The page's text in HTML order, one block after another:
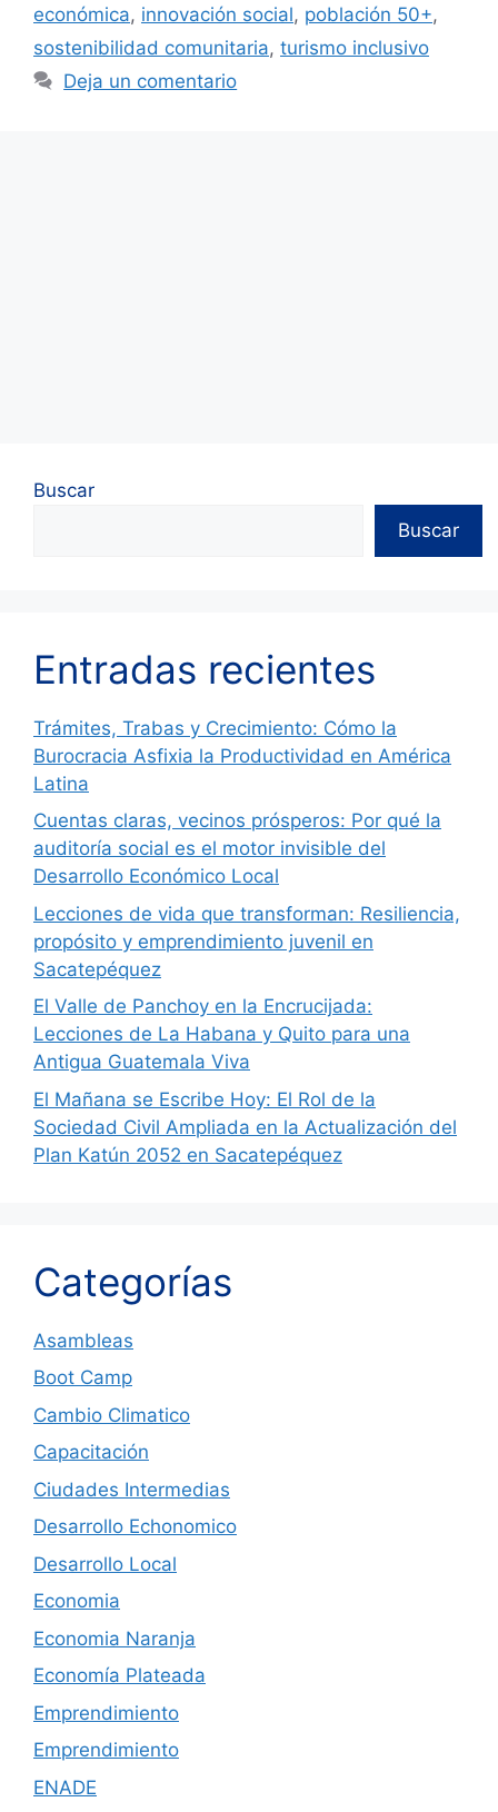
económica, innovación social, población 50+,
sostenibilidad comunitaria, turismo inclusivo
Deja un comentario
Buscar
Buscar
Entradas recientes
Trámites, Trabas y Crecimiento: Cómo la
Burocracia Asfixia la Productividad en América
Latina
Cuentas claras, vecinos prósperos: Por qué la
auditoría social es el motor invisible del
Desarrollo Económico Local
Lecciones de vida que transforman: Resiliencia,
propósito y emprendimiento juvenil en
Sacatepéquez
El Valle de Panchoy en la Encrucijada:
Lecciones de La Habana y Quito para una
Antigua Guatemala Viva
El Mañana se Escribe Hoy: El Rol de la
Sociedad Civil Ampliada en la Actualización del
Plan Katún 2052 en Sacatepéquez
Categorías
Asambleas
Boot Camp
Cambio Climatico
Capacitación
Ciudades Intermedias
Desarrollo Echonomico
Desarrollo Local
Economia
Economia Naranja
Economía Plateada
Emprendimiento
Emprendimiento
ENADE